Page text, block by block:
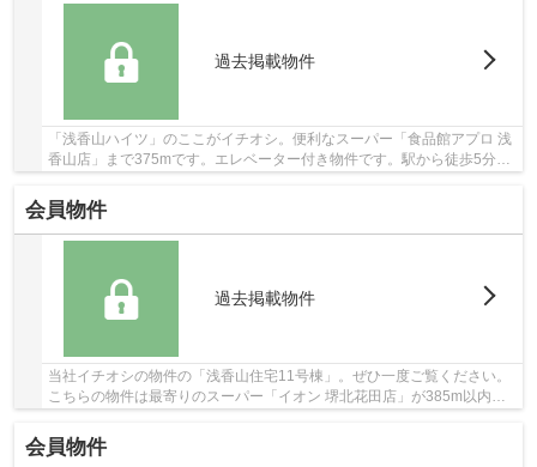
過去掲載物件
「浅香山ハイツ」のここがイチオシ。便利なスーパー「食品館アプロ 浅
香山店」まで375mです。エレベーター付き物件です。駅から徒歩5分に
会員物件
過去掲載物件
当社イチオシの物件の「浅香山住宅11号棟」。ぜひ一度ご覧ください。
こちらの物件は最寄りのスーパー「イオン 堺北花田店」が385m以内に
会員物件